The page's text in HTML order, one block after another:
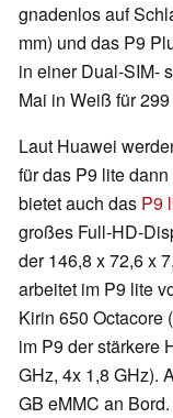
gnadenlos auf
mm) und das P9
in einer Dual-SIM-
Mai in Weiß für
Laut Huawei
für das P9 lite
bietet auch das P9
großes Full-HD-
der 146,8 x 72,6 x
arbeitet im P9 lite
Kirin 650 Octacore
im P9 der stärkere
GHz, 4x 1,8 GHz).
GB eMMC an